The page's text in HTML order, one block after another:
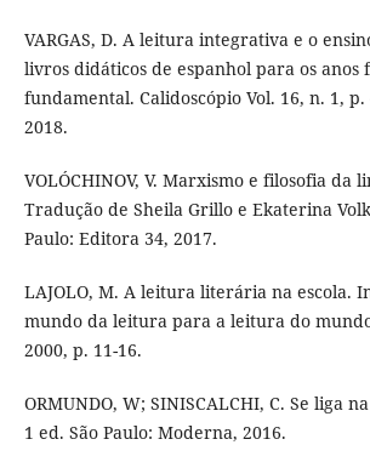
VARGAS, D. A leitura integrativa e o
livros didáticos de espanhol para os anos
fundamental. Calidoscópio Vol. 16, n. 1,
2018.
VOLÓCHINOV, V. Marxismo e filosofia da
Tradução de Sheila Grillo e Ekaterina
Paulo: Editora 34, 2017.
LAJOLO, M. A leitura literária na escola.
mundo da leitura para a leitura do
2000, p. 11-16.
ORMUNDO, W; SINISCALCHI, C. Se liga
1 ed. São Paulo: Moderna, 2016.